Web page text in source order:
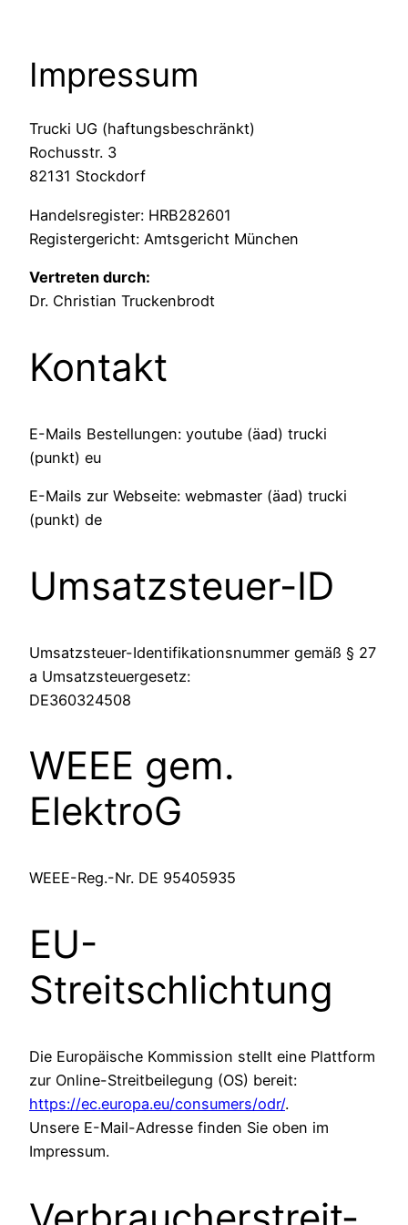
Impressum
Trucki UG (haftungsbeschränkt)
Rochusstr. 3
82131 Stockdorf
Handelsregister: HRB282601
Registergericht: Amtsgericht München
Vertreten durch:
Dr. Christian Truckenbrodt
Kontakt
E-Mails Bestellungen: youtube (äad) trucki
(punkt) eu
E-Mails zur Webseite: webmaster (äad) trucki
(punkt) de
Umsatzsteuer-ID
Umsatzsteuer-Identifikationsnummer gemäß § 27
a Umsatzsteuergesetz:
DE360324508
WEEE gem.
ElektroG
WEEE-Reg.-Nr. DE 95405935
EU-
Streitschlichtung
Die Europäische Kommission stellt eine Plattform
zur Online-Streitbeilegung (OS) bereit:
https://ec.europa.eu/consumers/odr/.
Unsere E-Mail-Adresse finden Sie oben im
Impressum.